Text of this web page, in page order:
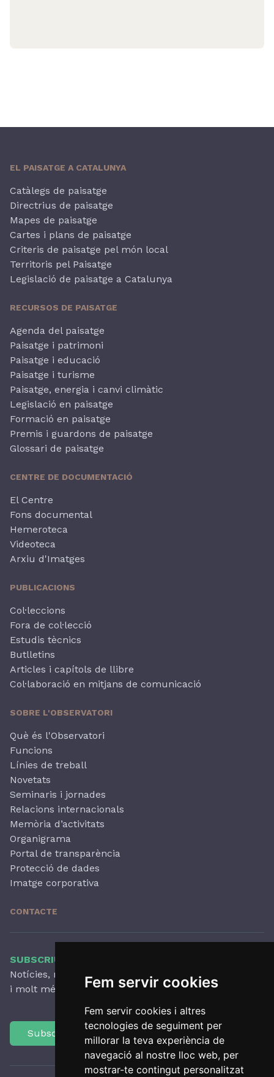
Fem servir cookies
Fem servir cookies i altres
tecnologies de seguiment per
millorar la teva experiència de
navegació al nostre lloc web, per
mostrar-te contingut personalitzat
EL PAISATGE A CATALUNYA
Catàlegs de paisatge
Directrius de paisatge
Mapes de paisatge
Cartes i plans de paisatge
Criteris de paisatge pel món local
Territoris pel Paisatge
Legislació de paisatge a Catalunya
RECURSOS DE PAISATGE
Agenda del paisatge
Paisatge i patrimoni
Paisatge i educació
Paisatge i turisme
Paisatge, energia i canvi climàtic
Legislació en paisatge
Formació en paisatge
Premis i guardons de paisatge
Glossari de paisatge
CENTRE DE DOCUMENTACIÓ
El Centre
Fons documental
Hemeroteca
Videoteca
Arxiu d'Imatges
PUBLICACIONS
Col·leccions
Fora de col·lecció
Estudis tècnics
Butlletins
Articles i capítols de llibre
Col·laboració en mitjans de comunicació
SOBRE L'OBSERVATORI
Què és l'Observatori
Funcions
Línies de treball
Novetats
Seminaris i jornades
Relacions internacionals
Memòria d’activitats
Organigrama
Portal de transparència
Protecció de dades
Imatge corporativa
CONTACTE
SUBSCRIU-TE AL NOSTRE BUTLLETÍ
Notícies, novetats destacades, articles, activitats
i molt més, amb periodicitat trimestral.
Subscriu-te